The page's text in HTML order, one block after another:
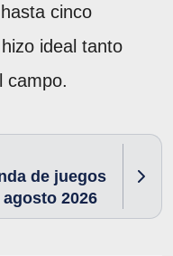
cinco
ideal tanto
campo.
de juegos
2026